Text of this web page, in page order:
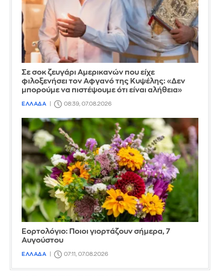
Σε σοκ ζευγάρι Αμερικανών που είχε
φιλοξενήσει τον Αφγανό της Κυψέλης: «Δεν
μπορούμε να πιστέψουμε ότι είναι αλήθεια»
ΕΛΛΑΔΑ 08:39, 07.08.2026
Εορτολόγιο: Ποιοι γιορτάζουν σήμερα, 7
Αυγούστου
ΕΛΛΑΔΑ 07:11, 07.08.2026